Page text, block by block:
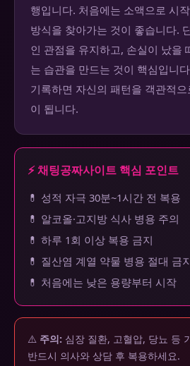
행입니다. 처음에는 소액으로 시
방식을 찾아가는 것이 좋습니다.
인 관점을 유지하고, 손실이 났을
는 습관을 만드는 것이 핵심입니
기록하면 자신의 패턴을 객관적
이 됩니다.
⚡ 채팅공짜사이트 핵심 포인트
💊 성적 자극 30분~1시간 전 복용
💊 알코올·고지방 식사 병용 주의
💊 하루 1회 이상 복용 금지
💊 질산염 계열 약물 병용 절대 금
💊 처음에는 낮은 용량부터 시작
⚠️ 주의: 심장 질환, 고혈압, 당뇨 등
반드시 의사와 상담 후 복용하세요.